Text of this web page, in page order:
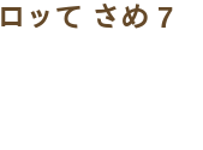
ッて さめ 7